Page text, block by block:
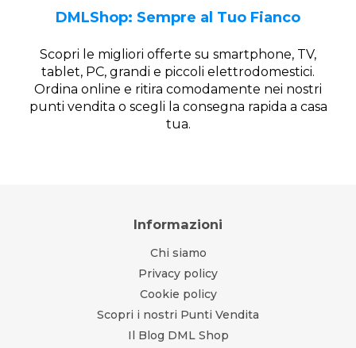
DMLShop: Sempre al Tuo Fianco
Scopri le migliori offerte su smartphone, TV,
tablet, PC, grandi e piccoli elettrodomestici.
Ordina online e ritira comodamente nei nostri
punti vendita o scegli la consegna rapida a casa
tua.
Informazioni
Chi siamo
Privacy policy
Cookie policy
Scopri i nostri Punti Vendita
Il Blog DML Shop